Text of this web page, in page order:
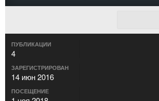
ПУБЛИКАЦИИ
4
ЗАРЕГИСТРИРОВАН
14 июн 2016
ПОСЕЩЕНИЕ